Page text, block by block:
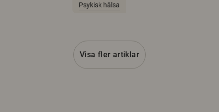
Psykisk hälsa
Visa fler artiklar